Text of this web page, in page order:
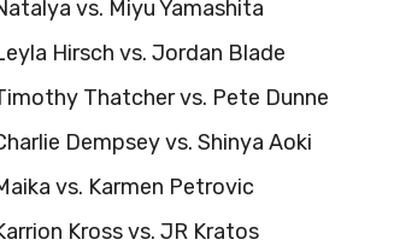
vs. Miyu Yamashita
Hirsch vs. Jordan Blade
Thatcher vs. Pete Dunne
Dempsey vs. Shinya Aoki
vs. Karmen Petrovic
Kross vs. JR Kratos